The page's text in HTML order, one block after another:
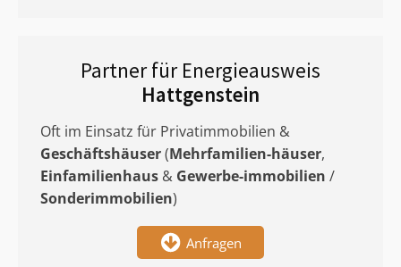
Partner für Energieausweis
Hattgenstein
Oft im Einsatz für Privatimmobilien &
Geschäftshäuser(Mehrfamilien-häuser,
Einfamilienhaus & Gewerbe-immobilien /
Sonderimmobilien)
Anfragen